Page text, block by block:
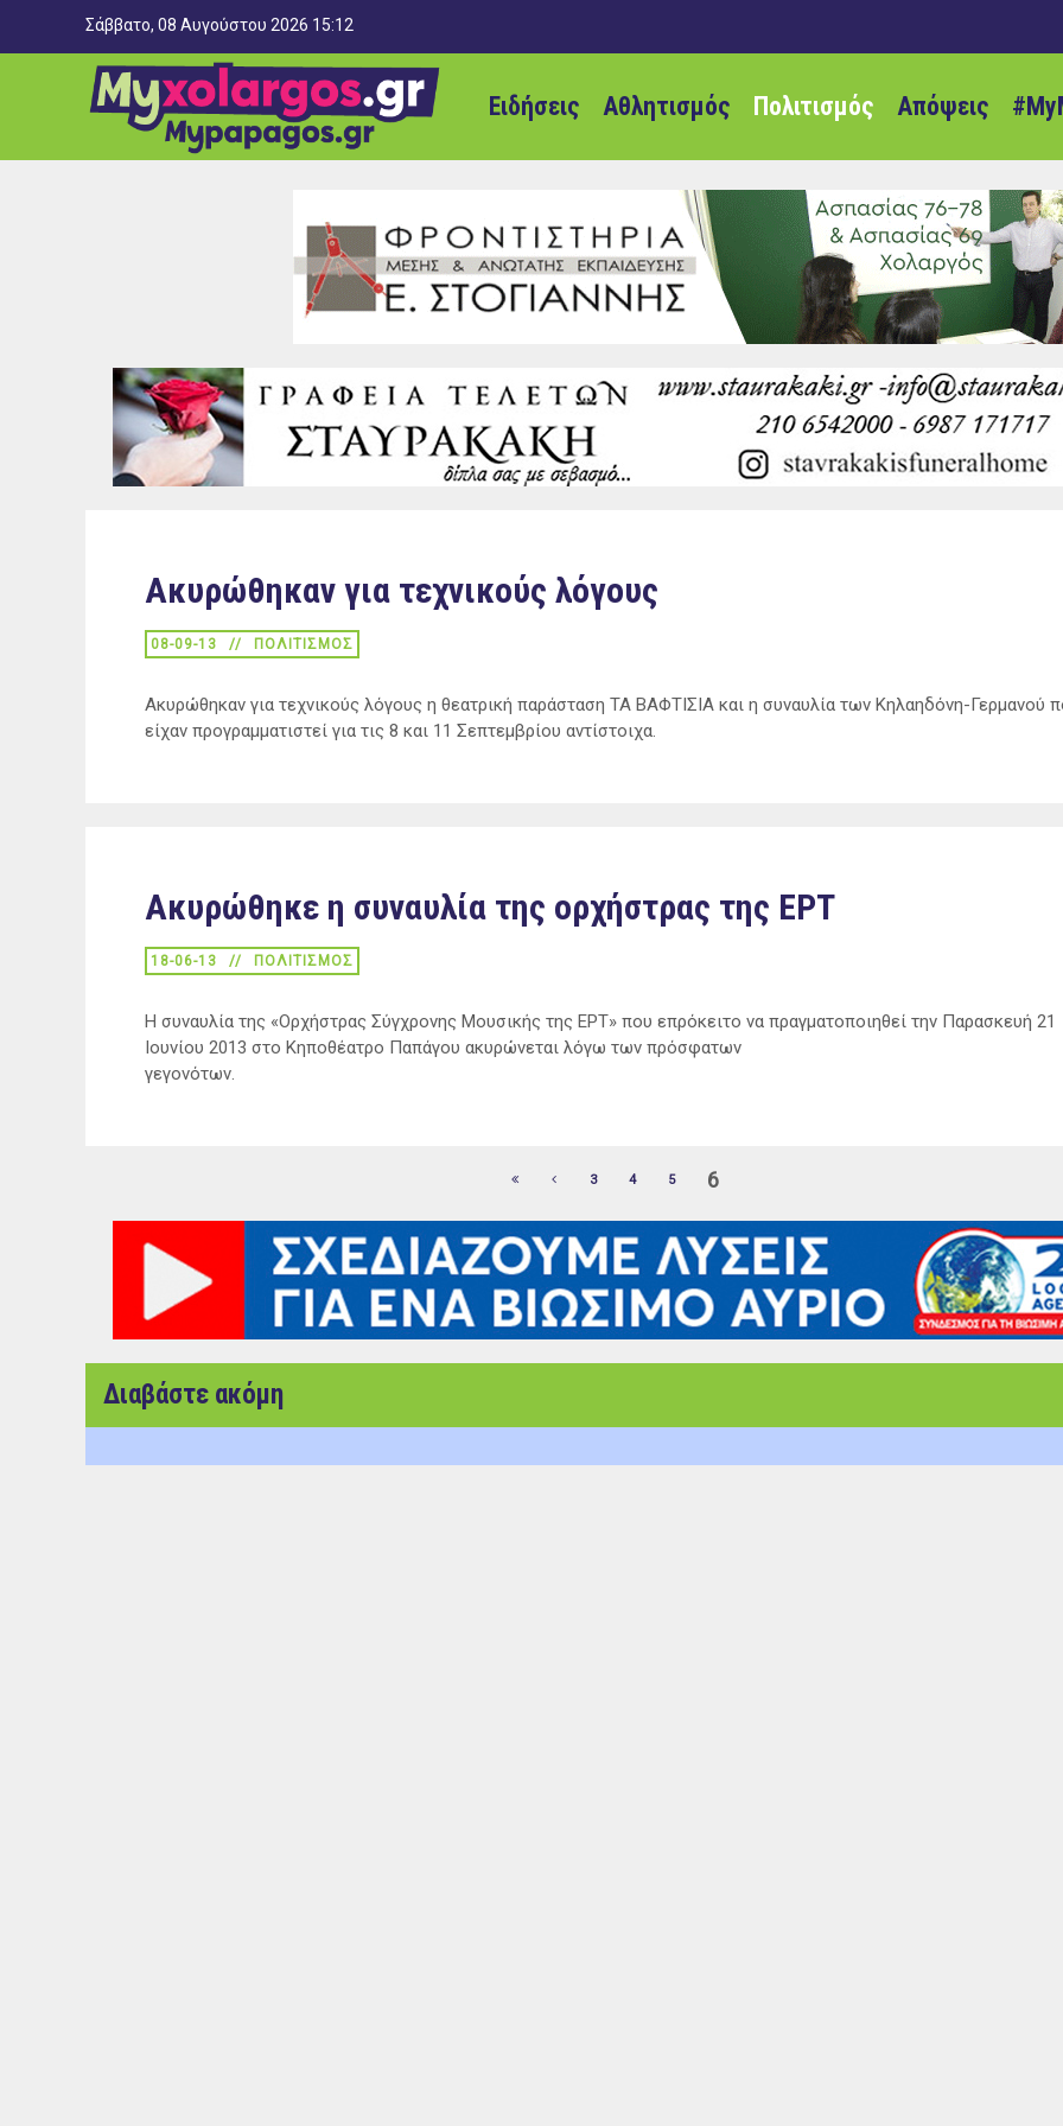
Σάββατο, 08 Αυγούστου 2026 15:12
Ειδήσεις Αθλητισμός Πολιτισμός Απόψεις
Ακυρώθηκαν για τεχνικούς λόγους
08-09-13 ΠΟΛΙΤΙΣΜΟΣ
Ακυρώθηκαν για τεχνικούς λόγους η θεατρική παράσταση ΤΑ ΒΑΦΤΙΣΙΑ και η συναυλία των Κηλαηδόνη-Γερμανού
είχαν προγραμματιστεί για τις 8 και 11 Σεπτεμβρίου αντίστοιχα.
Ακυρώθηκε η συναυλία της ορχήστρας της ΕΡΤ
18-06-13 ΠΟΛΙΤΙΣΜΟΣ
Η συναυλία της «Ορχήστρας Σύγχρονης Μουσικής της ΕΡΤ» που επρόκειτο να πραγματοποιηθεί την Παρασκευή 21
Ιουνίου 2013 στο Κηποθέατρο Παπάγου ακυρώνεται λόγω των πρόσφατων
γεγονότων.
3 4 5 6
Διαβάστε ακόμη